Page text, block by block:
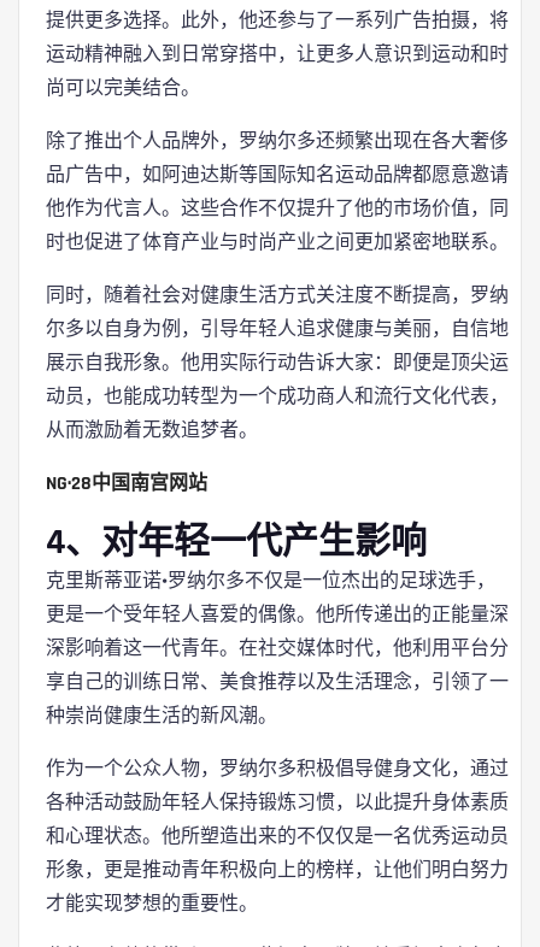
提供更多选择。此外，他还参与了一系列广告拍摄，将
运动精神融入到日常穿搭中，让更多人意识到运动和时
尚可以完美结合。
除了推出个人品牌外，罗纳尔多还频繁出现在各大奢侈
品广告中，如阿迪达斯等国际知名运动品牌都愿意邀请
他作为代言人。这些合作不仅提升了他的市场价值，同
时也促进了体育产业与时尚产业之间更加紧密地联系。
同时，随着社会对健康生活方式关注度不断提高，罗纳
尔多以自身为例，引导年轻人追求健康与美丽，自信地
展示自我形象。他用实际行动告诉大家：即便是顶尖运
动员，也能成功转型为一个成功商人和流行文化代表，
从而激励着无数追梦者。
NG·28中国南宫网站
4、对年轻一代产生影响
克里斯蒂亚诺·罗纳尔多不仅是一位杰出的足球选手，
更是一个受年轻人喜爱的偶像。他所传递出的正能量深
深影响着这一代青年。在社交媒体时代，他利用平台分
享自己的训练日常、美食推荐以及生活理念，引领了一
种崇尚健康生活的新风潮。
作为一个公众人物，罗纳尔多积极倡导健身文化，通过
各种活动鼓励年轻人保持锻炼习惯，以此提升身体素质
和心理状态。他所塑造出来的不仅仅是一名优秀运动员
形象，更是推动青年积极向上的榜样，让他们明白努力
才能实现梦想的重要性。